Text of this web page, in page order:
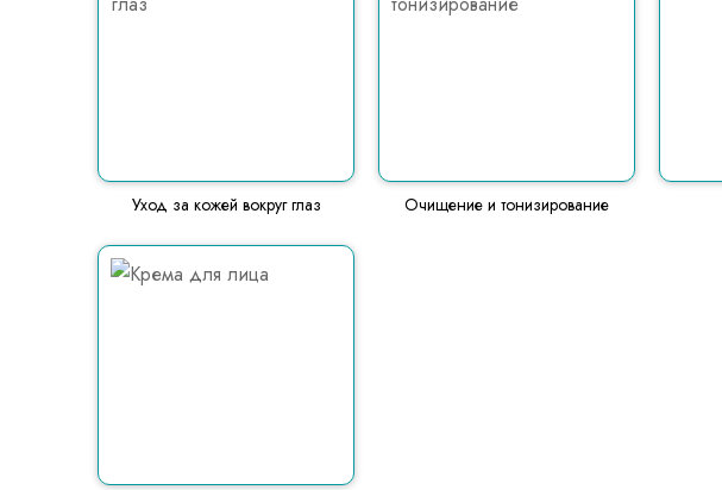
Уход за кожей вокруг глаз Очищение и тонизирование